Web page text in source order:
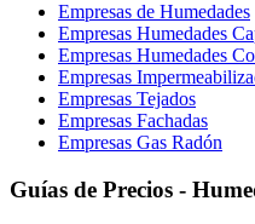
Empresas de Humedades
Empresas Humedades
Empresas Humedades
Empresas
Empresas Tejados
Empresas Fachadas
Empresas Gas Radón
Guías de Precios -